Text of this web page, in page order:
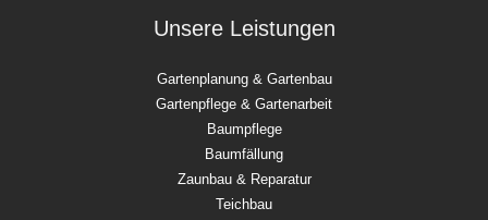
Unsere Leistungen
Gartenplanung & Gartenbau
Gartenpflege & Gartenarbeit
Baumpflege
Baumfällung
Zaunbau & Reparatur
Teichbau